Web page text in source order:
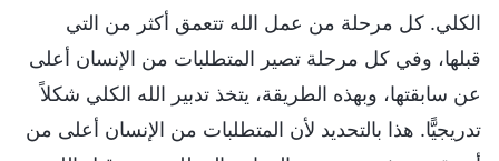
الكلي. كل مرحلة من عمل الله تتعمق أكثر من التي
قبلها، وفي كل مرحلة تصير المتطلبات من الإنسان أعلى
عن سابقتها، وبهذه الطريقة، يتخذ تدبير الله الكلي شكلاً
تدريجيًّا. هذا بالتحديد لأن المتطلبات من الإنسان أعلى من